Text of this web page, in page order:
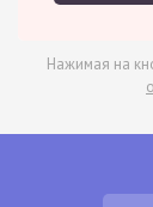
Нажимая на